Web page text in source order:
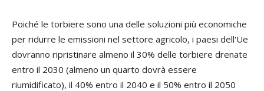
Poiché le torbiere sono una delle soluzioni più economiche
per ridurre le emissioni nel settore agricolo, i paesi dell'Ue
dovranno ripristinare almeno il 30% delle torbiere drenate
entro il 2030 (almeno un quarto dovrà essere
riumidificato), il 40% entro il 2040 e il 50% entro il 2050